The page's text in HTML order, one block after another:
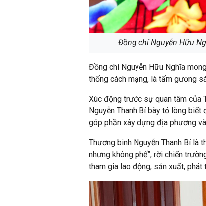
Đồng chí Nguyễn Hữu
Đồng chí Nguyễn Hữu Nghĩa
thống cách mạng, là tấm gương
Xúc động trước sự quan tâm của
Nguyễn Thanh Bí bày tỏ lòng
góp phần xây dựng địa phương
Thương binh Nguyễn Thanh Bí là
nhưng không phế”, rời chiến
tham gia lao động, sản xuất, phát